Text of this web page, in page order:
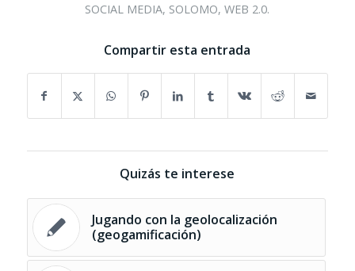
SOCIAL MEDIA, SOLOMO,WEB 2.0.
Compartir esta entrada
Quizás te interese
Jugando con la geolocalización
(geogamificación)